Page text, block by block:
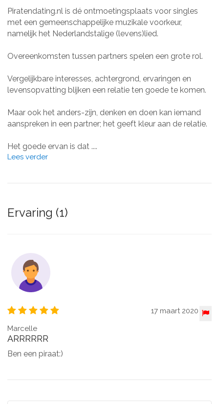
Piratendating.nl is dé ontmoetingsplaats voor singles
met een gemeenschappelijke muzikale voorkeur,
namelijk het Nederlandstalige (levens)lied.
Overeenkomsten tussen partners spelen een grote rol.
Vergelijkbare interesses, achtergrond, ervaringen en
levensopvatting blijken een relatie ten goede te komen.
Maar ook het anders-zijn, denken en doen kan iemand
aanspreken in een partner; het geeft kleur aan de relatie.
Het goede ervan is dat ....
Lees verder
Ervaring (1)
17 maart 2020
Marcelle
ARRRRRR
Ben een piraat:)